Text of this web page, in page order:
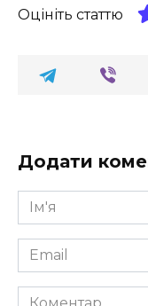
Оцініть статтю
Додати
Ім'я
*
Email
*
Коментар